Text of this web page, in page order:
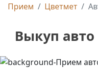
Прием Цветмет
Выкуп